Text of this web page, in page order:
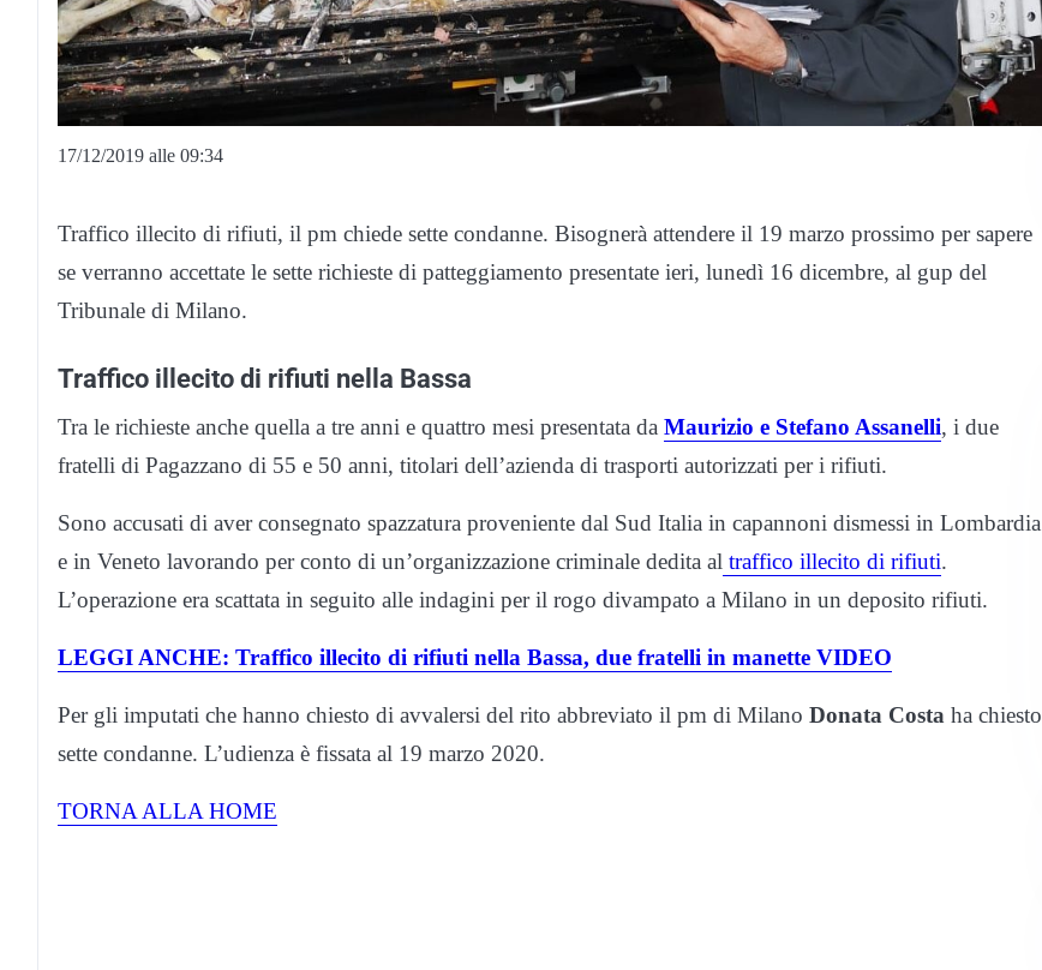
17/12/2019 alle 09:34
Traffico illecito di rifiuti, il pm chiede sette condanne. Bisognerà attendere il 19 marzo prossimo per sapere
se verranno accettate le sette richieste di patteggiamento presentate ieri, lunedì 16 dicembre, al gup del
Tribunale di Milano.
Traffico illecito di rifiuti nella Bassa
Tra le richieste anche quella a tre anni e quattro mesi presentata da Maurizio e Stefano Assanelli, i due
fratelli di Pagazzano di 55 e 50 anni, titolari dell’azienda di trasporti autorizzati per i rifiuti.
Sono accusati di aver consegnato spazzatura proveniente dal Sud Italia in capannoni dismessi in Lombardia
e in Veneto lavorando per conto di un’organizzazione criminale dedita al traffico illecito di rifiuti.
L’operazione era scattata in seguito alle indagini per il rogo divampato a Milano in un deposito rifiuti.
LEGGI ANCHE: Traffico illecito di rifiuti nella Bassa, due fratelli in manette VIDEO
Per gli imputati che hanno chiesto di avvalersi del rito abbreviato il pm di Milano Donata Costa ha chiesto
sette condanne. L’udienza è fissata al 19 marzo 2020.
TORNA ALLA HOME